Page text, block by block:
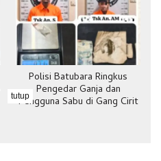
Polisi Batubara Ringkus
Pengedar Ganja dan
Pengguna Sabu di Gang Cirit
tutup